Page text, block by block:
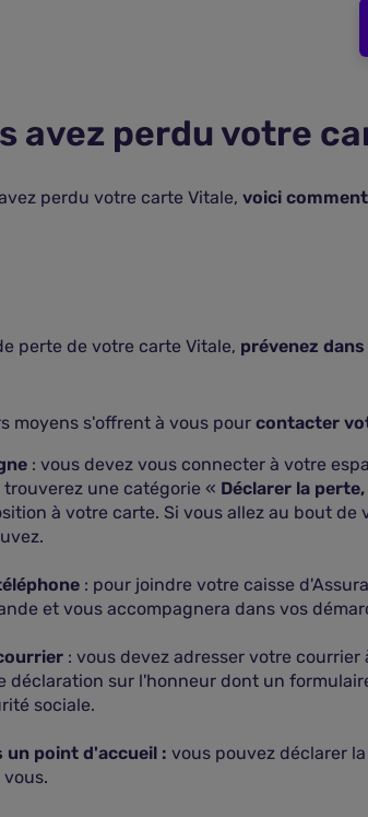
avez perdu votre
perdu votre carte Vitale, voici
perte de votre carte Vitale, prévenez
moyens s'offrent à vous pour contacter
: vous devez vous connecter à votre
trouverez une catégorie « Déclarer la
à votre carte. Si vous allez au bout
: pour joindre votre caisse
et vous accompagnera dans vos
: vous devez adresser votre
déclaration sur l'honneur dont un
sociale.
un point d'accueil : vous pouvez déclarer
vous.